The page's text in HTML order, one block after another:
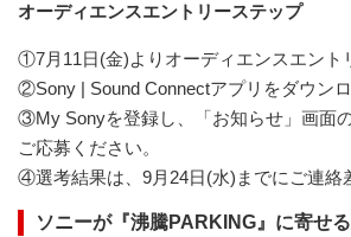
オーディエンスエントリーステップ
①7月11日(金)よりオーディエンスエント
②Sony | Sound Connectアプリをダウンロ
③My Sonyを登録し、「お知らせ」画面
ご応募ください。
④選考結果は、9月24日(水)までにご連絡
ソニーが『沸騰PARKING』に寄せ